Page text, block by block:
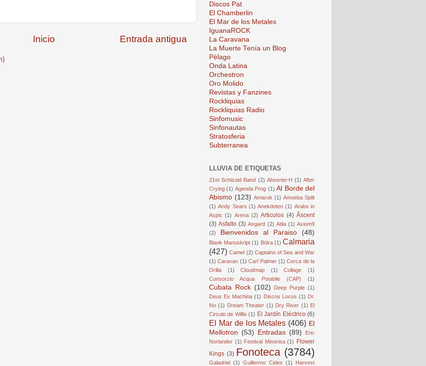
Entrada antigua
Inicio
Discos Pat
El Chamberlin
El Mar de los Metales
IguanaROCK
La Caravana
La Muerte Tenía un Blog
Pélago
Onda Latina
Orchestron
Oro Molido
Revistas y Fanzines
Rockliquias
Rockliquias Radio
Sinfomusic
Sinfonautas
Stratosferia
Subterranea
LLUVIA DE ETIQUETAS
21st Schizoid Band (2) Absente-H (1) After
Crying (1) Agenda Prog (1) Al Borde del
Abismo (123) Amarok (1) Amoeba Split
(1) Andy Sears (1) Anekdoten (1) Arabs in
Aspic (1) Arena (2) Articulos (4) Âscent
(3) Asfalto (3) Asgard (2) Atila (1) Axiom9
(2)
Bienvenidos al Paraiso (48)
Blank Manuskript (1) Böira (1) Calmaria
(427) Camel (2) Captains of Sea and War
(1) Caravan (1) Carl Palmer (1) Cerca de la
Orilla
(1) Cloudmap (1) Collage
(1)
Consorzio Acqua Potabile (CAP)
(1)
Cubata Rock (102) Deep Purple (1)
Deus Ex Machina (1) Discos Locos (1) Dr.
No (1) Dream Theater (1) Dry River (1) El
Circulo de Willis (1) El Jardín Eléctrico (6)
El Mar de los Metales (406) El
Mellotron (53) Entradas (89)
Eric
Norlander (1) Festival Minorisa (1) Flower
Kings (3) Fonoteca (3784)
Galadriel (1) Guillermo Cides (1)
Harvest